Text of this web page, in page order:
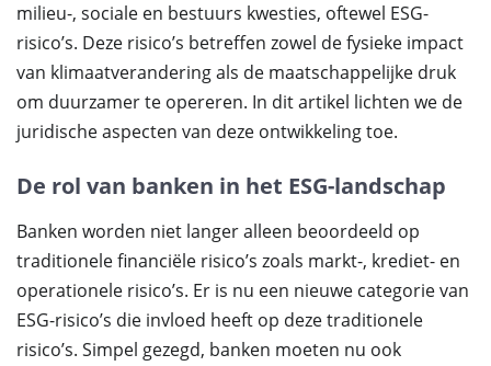
milieu-, sociale en bestuurs kwesties, oftewel ESG-
risico’s. Deze risico’s betreffen zowel de fysieke impact
van klimaatverandering als de maatschappelijke druk
om duurzamer te opereren. In dit artikel lichten we de
juridische aspecten van deze ontwikkeling toe.
De rol van banken in het ESG-landschap
Banken worden niet langer alleen beoordeeld op
traditionele financiële risico’s zoals markt-, krediet- en
operationele risico’s. Er is nu een nieuwe categorie van
ESG-risico’s die invloed heeft op deze traditionele
risico’s. Simpel gezegd, banken moeten nu ook